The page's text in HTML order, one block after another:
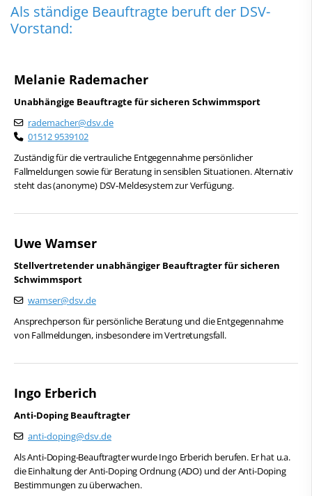
Als ständige Beauftragte beruft der DSV-
Vorstand:
Melanie Rademacher
Unabhängige Beauftragte für sicheren Schwimmsport
rademacher@dsv.de
01512 9539102
Zuständig für die vertrauliche Entgegennahme persönlicher
Fallmeldungen sowie für Beratung in sensiblen Situationen. Alternativ
steht das (anonyme) DSV‑Meldesystem zur Verfügung.
Uwe Wamser
Stellvertretender unabhängiger Beauftragter für sicheren
Schwimmsport
wamser@dsv.de
Ansprechperson für persönliche Beratung und die Entgegennahme
von Fallmeldungen, insbesondere im Vertretungsfall.
Ingo Erberich
Anti-Doping Beauftragter
anti-doping@dsv.de
Als Anti-Doping-Beauftragter wurde Ingo Erberich berufen. Er hat u.a.
die Einhaltung der Anti-Doping Ordnung (ADO) und der Anti-Doping
Bestimmungen zu überwachen.
Schiedsgerichte
Landessportbünde
Stellenangebote
Geschichte
Partner
Aktuelles
Leistungs- & Wettkampfsport
Service
Kontakt
Zentrale Hinweisstelle
Anti-Doping
Abteilungen
Schwimmen
Freiwasserschwimmen
Wasserspringen
Wasserball
Synchronschwimmen
Kontakt
Korbacher Straße 93
D-34132 Kassel
info@dsv.de